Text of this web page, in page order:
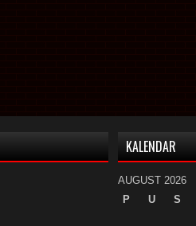
KALENDAR
AUGUST 2026
P
U S